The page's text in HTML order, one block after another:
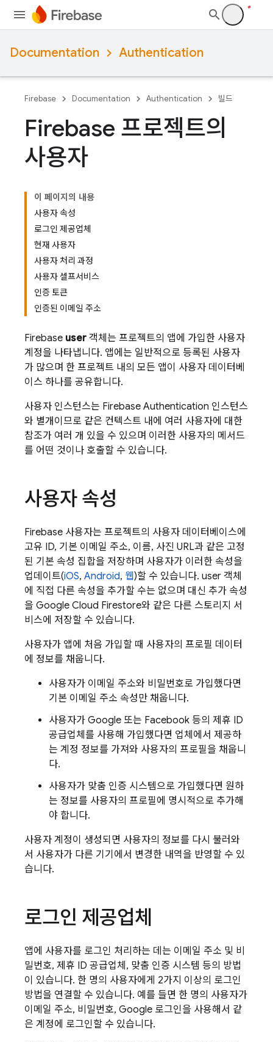
Documentation Authentication
Firebase Documentation Authentication 빌드
Firebase 프로젝트의
사용자
이 페이지의 내용
사용자 속성
로그인 제공업체
현재 사용자
사용자 처리 과정
사용자 셀프서비스
인증 토큰
인증된 이메일 주소
Firebase user 객체는 프로젝트의 앱에 가입한 사용자
계정을 나타냅니다. 앱에는 일반적으로 등록된 사용자
가 많으며 한 프로젝트 내의 모든 앱이 사용자 데이터베
이스 하나를 공유합니다.
사용자 인스턴스는 Firebase Authentication 인스턴스
와 별개이므로 같은 컨텍스트 내에 여러 사용자에 대한
참조가 여러 개 있을 수 있으며 이러한 사용자의 메서드
를 어떤 것이나 호출할 수 있습니다.
사용자 속성
Firebase 사용자는 프로젝트의 사용자 데이터베이스에
고유 ID, 기본 이메일 주소, 이름, 사진 URL과 같은 고정
된 기본 속성 집합을 저장하며 사용자가 이러한 속성을
업데이트(iOS, Android, 웹)할 수 있습니다. user 객체
에 직접 다른 속성을 추가할 수는 없으며 대신 추가 속성
을 Google Cloud Firestore와 같은 다른 스토리지 서
비스에 저장할 수 있습니다.
사용자가 앱에 처음 가입할 때 사용자의 프로필 데이터
에 정보를 채웁니다.
사용자가 이메일 주소와 비밀번호로 가입했다면
기본 이메일 주소 속성만 채웁니다.
사용자가 Google 또는 Facebook 등의 제휴 ID
공급업체를 사용해 가입했다면 업체에서 제공하
는 계정 정보를 가져와 사용자의 프로필을 채웁니
다.
사용자가 맞춤 인증 시스템으로 가입했다면 원하
는 정보를 사용자의 프로필에 명시적으로 추가해
야 합니다.
사용자 계정이 생성되면 사용자의 정보를 다시 불러와
서 사용자가 다른 기기에서 변경한 내역을 반영할 수 있
습니다.
로그인 제공업체
앱에 사용자를 로그인 처리하는 데는 이메일 주소 및 비
밀번호, 제휴 ID 공급업체, 맞춤 인증 시스템 등의 방법
이 있습니다. 한 명의 사용자에게 2가지 이상의 로그인
방법을 연결할 수 있습니다. 예를 들면 한 명의 사용자가
이메일 주소, 비밀번호, Google 로그인을 사용해서 같
은 계정에 로그인할 수 있습니다.